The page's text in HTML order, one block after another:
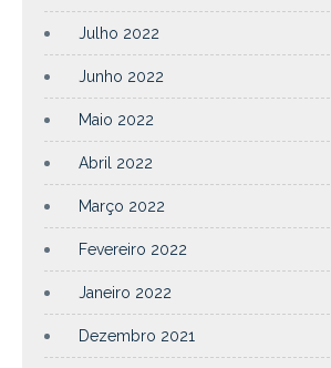
Julho 2022
Junho 2022
Maio 2022
Abril 2022
Março 2022
Fevereiro 2022
Janeiro 2022
Dezembro 2021